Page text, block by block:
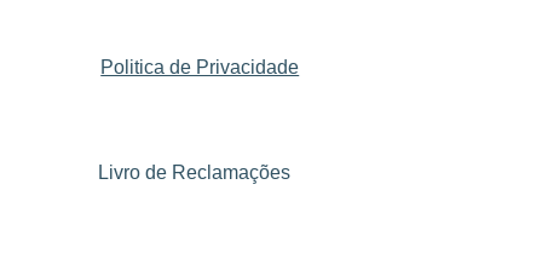
Politica de Privacidade
Livro de Reclamações